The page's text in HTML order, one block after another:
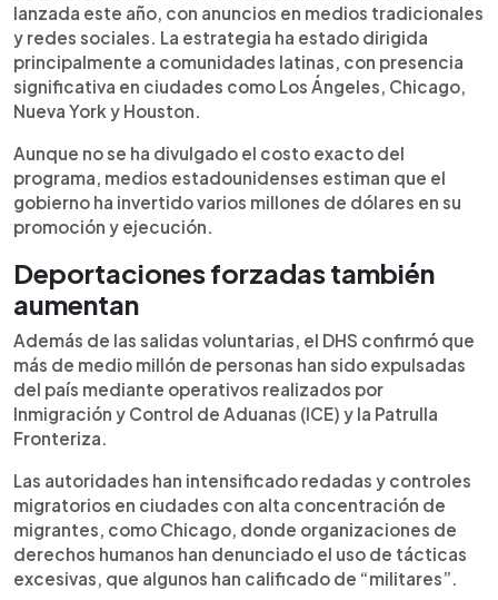
lanzada este año, con anuncios en medios tradicionales
y redes sociales. La estrategia ha estado dirigida
principalmente a comunidades latinas, con presencia
significativa en ciudades como Los Ángeles, Chicago,
Nueva York y Houston.
Aunque no se ha divulgado el costo exacto del
programa, medios estadounidenses estiman que el
gobierno ha invertido varios millones de dólares en su
promoción y ejecución.
Deportaciones forzadas también
aumentan
Además de las salidas voluntarias, el DHS confirmó que
más de medio millón de personas han sido expulsadas
del país mediante operativos realizados por
Inmigración y Control de Aduanas (ICE) y la Patrulla
Fronteriza.
Las autoridades han intensificado redadas y controles
migratorios en ciudades con alta concentración de
migrantes, como Chicago, donde organizaciones de
derechos humanos han denunciado el uso de tácticas
excesivas, que algunos han calificado de “militares”.